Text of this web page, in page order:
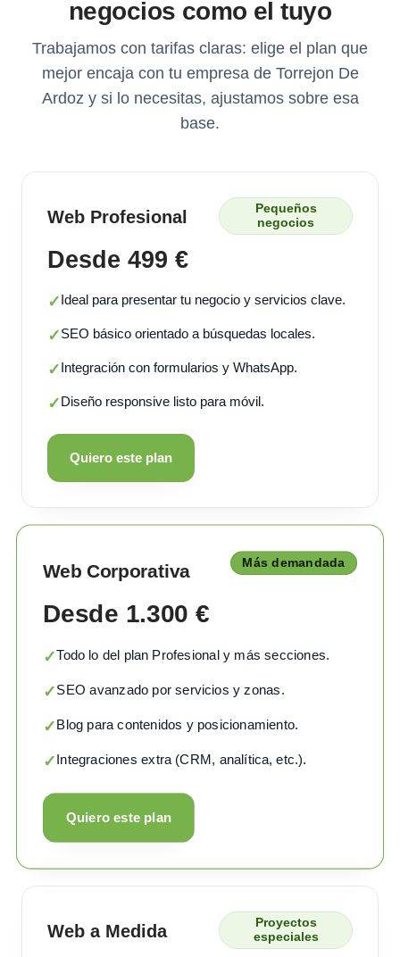
negocios como el tuyo
Trabajamos con tarifas claras: elige el plan que
mejor encaja con tu empresa de Torrejon De
Ardoz y si lo necesitas, ajustamos sobre esa
base.
Web Profesional
Pequeños
negocios
Desde 499 €
✓Ideal para presentar tu negocio y servicios clave.
✓SEO básico orientado a búsquedas locales.
✓Integración con formularios y WhatsApp.
✓Diseño responsive listo para móvil.
Quiero este plan
Web Corporativa Más demandada
Desde 1.300 €
✓Todo lo del plan Profesional y más secciones.
✓SEO avanzado por servicios y zonas.
✓Blog para contenidos y posicionamiento.
✓Integraciones extra (CRM, analítica, etc.).
Quiero este plan
Web a Medida
Proyectos
especiales